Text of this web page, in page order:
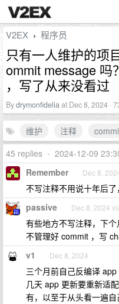
V2EX › 程序员
只有一人维护的项
ommit message 吗
，写了从来没看过
Bydrymonfideliaat Dec 8, 2024 ·
维护 注释
45 replies • 2024-12-09
Remember Dec 8,
不写注释不用说十年后了
passive Dec 8, 2024
有些地方不写注释，下
不管理好 commit ，写
v1 Dec 8, 2024
三个月前自己反编译
几天 app 更新要重新适
有，以至于从头看一遍自